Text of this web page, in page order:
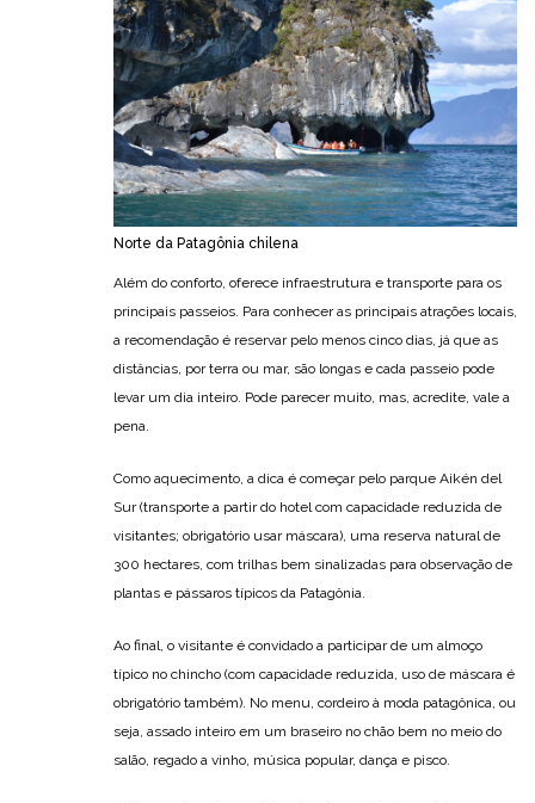
Norte da Patagônia chilena
Além do conforto, oferece infraestrutura e transporte para os
principais passeios. Para conhecer as principais atrações locais,
a recomendação é reservar pelo menos cinco dias, já que as
distâncias, por terra ou mar, são longas e cada passeio pode
levar um dia inteiro. Pode parecer muito, mas, acredite, vale a
pena.
Como aquecimento, a dica é começar pelo parque Aikén del
Sur (transporte a partir do hotel com capacidade reduzida de
visitantes; obrigatório usar máscara), uma reserva natural de
300 hectares, com trilhas bem sinalizadas para observação de
plantas e pássaros típicos da Patagônia.
Ao final, o visitante é convidado a participar de um almoço
típico no chincho (com capacidade reduzida, uso de máscara é
obrigatório também). No menu, cordeiro à moda patagônica, ou
seja, assado inteiro em um braseiro no chão bem no meio do
salão, regado a vinho, música popular, dança e pisco.